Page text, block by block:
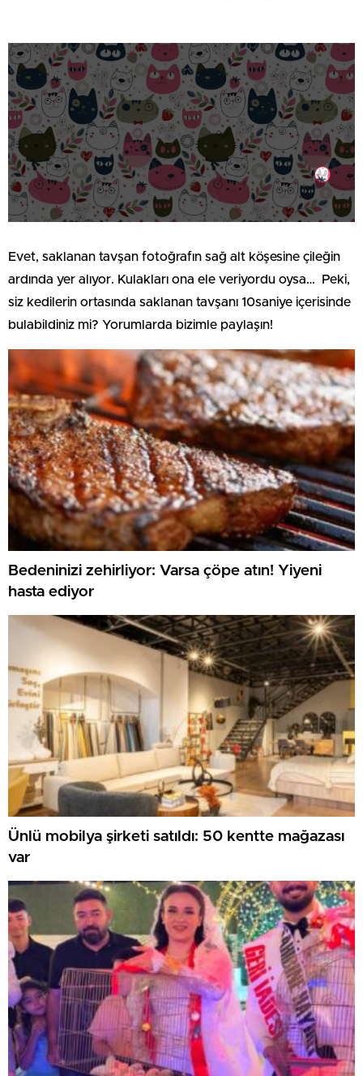
Evet, saklanan tavşan fotoğrafın sağ alt köşesine çileğin
ardında yer alıyor. Kulakları ona ele veriyordu oysa… Peki,
siz kedilerin ortasında saklanan tavşanı 10saniye içerisinde
bulabildiniz mi? Yorumlarda bizimle paylaşın!
Bedeninizi zehirliyor: Varsa çöpe atın! Yiyeni
hasta ediyor
Ünlü mobilya şirketi satıldı: 50 kentte mağazası
var